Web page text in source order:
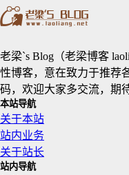
老梁`s Blog（老梁博客
性博客，意在致力于推荐
码，欢迎大家多交流，期
本站导航
关于本站
站内业务
关于站长
站内导航